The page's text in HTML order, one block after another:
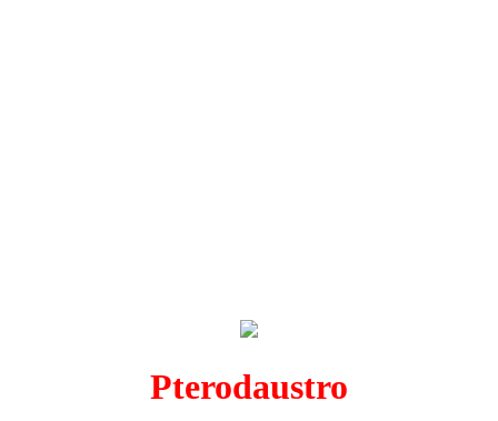
Pterodaustro